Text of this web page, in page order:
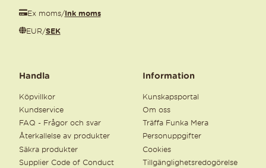
Ex moms/Ink moms
EUR/SEK
Handla
Köpvillkor
Kundservice
FAQ - Frågor och svar
Återkallelse av produkter
Säkra produkter
Supplier Code of Conduct
Information
Kunskapsportal
Om oss
Träffa Funka Mera
Personuppgifter
Cookies
Tillgänglighetsredogörelse